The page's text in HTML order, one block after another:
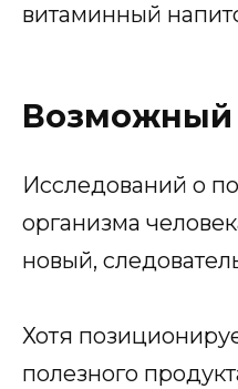
витаминный
Возможный
Исследований о
организма
новый,
Хотя
полезного